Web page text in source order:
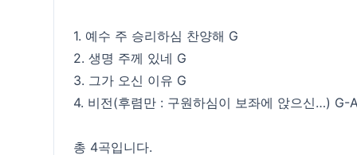
1. 예수 주 승리하심 찬양해 G
2. 생명 주께 있네 G
3. 그가 오신 이유 G
4. 비전(후렴만 : 구원하심이 보좌에 앉으신…) G-
총 4곡입니다.